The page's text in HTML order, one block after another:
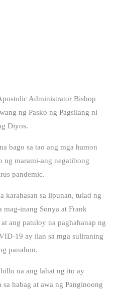
Administrator Bishop
ng Pasko ng Pagsilang ni
Diyos.
bago sa tao ang mga hamon
ng marami-ang negatibong
pandemic.
karahasan sa lipunan, tulad ng
mag-inang Sonya at Frank
ang patuloy na paghahanap ng
19 ay ilan sa mga suliraning
panahon.
na ang lahat ng ito ay
habag at awa ng Panginoong